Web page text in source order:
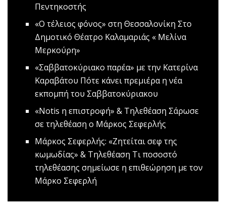
Πεντηκοστής
«Ο τέλειος φόνος» στη Θεσσαλονίκη Στο
Δημοτικό Θέατρο Καλαμαριάς « Μελίνα
Μερκούρη»
«Σαββατοκύριακο παρέα» με την Κατερίνα
Καραβάτου Πότε κάνει πρεμιέρα η νέα
εκπομπή του Σαββατοκύριακου
«Notis η επιστροφή» & Τηλεθέαση Σάρωσε
σε τηλεθέαση ο Μάρκος Σεφερλής
Μάρκος Σεφερλής: «Ζητείται σεφ της
κωμωδίας» & Τηλεθέαση Τι ποσοστό
τηλεθέασης σημείωσε η επιθεώρηση με τον
Μάρκο Σεφερλή